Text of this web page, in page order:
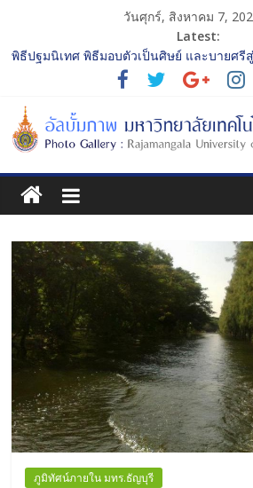
วันศุกร์, สิงหาคม 7,
Latest:
พิธีปฐมนิเทศ พิธีมอบตัวเป็นศิษย์ และบายศ
ประจำปีการศึกษา 2568 รุ่นที่ 2
การประกวดทูตกิจกรรม ประจำปีการศึกษา
2025 Time to Nine-T”
โครงการแลกเปลี่ยนเรียนรู้บทบาทของกรร
เทคโนโลยีราชมงคลธัญบุรี
รับน้องเข้าคณะศิลปกรรมศาสตร์ “โยนลูกรัก
พิธีปฐมนิเทศ พิธีมอบตัวเป็นศิษย์ และบายศรี
ประจำปีการศึกษา 2568 รุ่นที่ 3
ภูมิทัศน์ภายใน มทร.ธัญบุรี